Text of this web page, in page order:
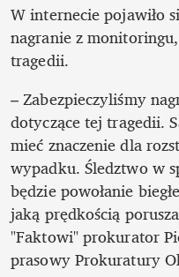
W internecie pojawiło
nagranie z
tragedii.
– Zabezpieczyliśmy
dotyczące tej tragedii.
mieć znaczenie dla
wypadku. Śledztwo w
będzie powołanie
jaką prędkością
"Faktowi" prokurator
prasowy Prokuratury